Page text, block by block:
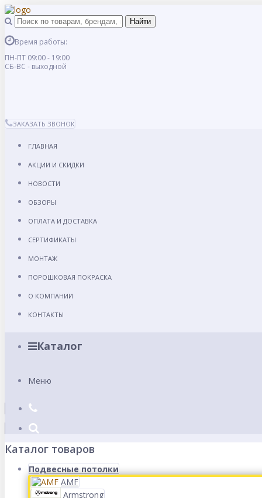
Время работы:
ПН-ПТ 09:00 - 19:00
СБ-ВС - выходной
ЗАКАЗАТЬ ЗВОНОК
ГЛАВНАЯ
АКЦИИ И СКИДКИ
НОВОСТИ
ОБЗОРЫ
ОПЛАТА И ДОСТАВКА
СЕРТИФИКАТЫ
МОНТАЖ
ПОРОШКОВАЯ ПОКРАСКА
О КОМПАНИИ
КОНТАКТЫ
Каталог
Меню
Каталог товаров
Подвесные потолки
AMF
Armstrong